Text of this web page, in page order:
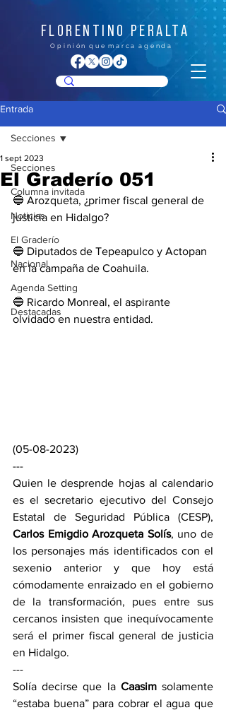
FLORENTINO PERALTA
O p i n i ó n q u e m a r c a a g e n d a
Entrada
Secciones
Columna invitada
Noticias
El Graderío
Nacional
Agenda Setting
Destacadas
Secciones
El Graderío 051
1 sept 2023
🔵 Arozqueta, ¿primer fiscal general de
justicia en Hidalgo?
🔵 Diputados de Tepeapulco y Actopan
en la campaña de Coahuila.
🔵 Ricardo Monreal, el aspirante
olvidado en nuestra entidad.
(05-08-2023)
---
Quien le desprende hojas al calendario
es el secretario ejecutivo del Consejo
Carlos Emigdio Arozqueta Solís, uno de
los personajes más identificados con el
sexenio anterior y que hoy está
cómodamente enraizado en el gobierno
de la transformación, pues entre sus
cercanos insisten que inequívocamente
será el primer fiscal general de justicia
en Hidalgo.
---
Solía decirse que la Caasim solamente
“estaba buena” para cobrar el agua que